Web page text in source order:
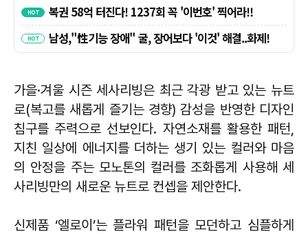
가을·겨울 시즌 세사리빙은 최근 각광 받고 있는 뉴트
로(복고를 새롭게 즐기는 경향) 감성을 반영한 디자인
침구를 주력으로 선보인다. 자연소재를 활용한 패턴,
지친 일상에 에너지를 더하는 생기 있는 컬러와 마음
의 안정을 주는 모노톤의 컬러를 조화롭게 사용해 세
사리빙만의 새로운 뉴트로 컨셉을 제안한다.
신제품 ‘엘로이’는 플라워 패턴을 모던하고 심플하게